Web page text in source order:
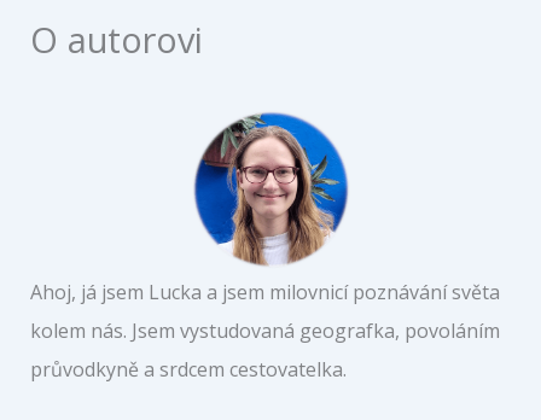
O autorovi
Ahoj, já jsem Lucka a jsem milovnicí poznávání světa
kolem nás. Jsem vystudovaná geografka, povoláním
průvodkyně a srdcem cestovatelka.